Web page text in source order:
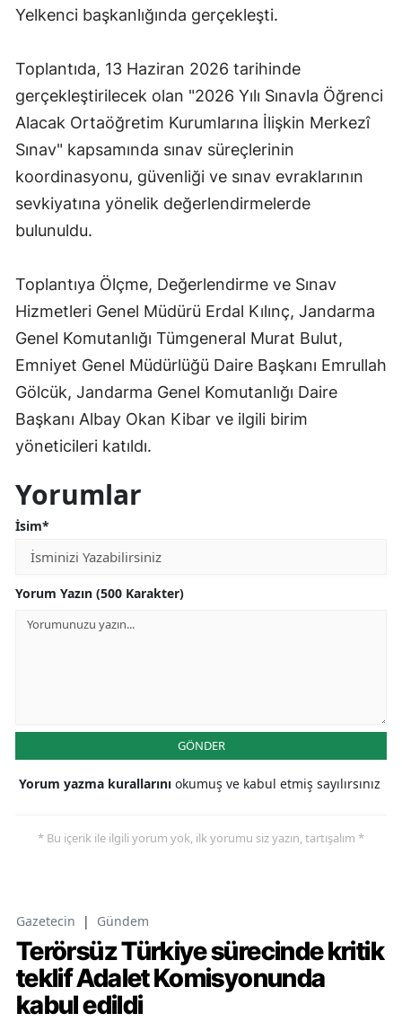
Yelkenci başkanlığında gerçekleşti.
Toplantıda, 13 Haziran 2026 tarihinde
gerçekleştirilecek olan "2026 Yılı Sınavla Öğrenci
Alacak Ortaöğretim Kurumlarına İlişkin Merkezî
Sınav" kapsamında sınav süreçlerinin
koordinasyonu, güvenliği ve sınav evraklarının
sevkiyatına yönelik değerlendirmelerde
bulunuldu.
Toplantıya Ölçme, Değerlendirme ve Sınav
Hizmetleri Genel Müdürü Erdal Kılınç, Jandarma
Genel Komutanlığı Tümgeneral Murat Bulut,
Emniyet Genel Müdürlüğü Daire Başkanı Emrullah
Gölcük, Jandarma Genel Komutanlığı Daire
Başkanı Albay Okan Kibar ve ilgili birim
yöneticileri katıldı.
Yorumlar
İsim*
Yorum Yazın (500 Karakter)
GÖNDER
Yorum yazma kurallarını okumuş ve kabul etmiş sayılırsınız
* Bu içerik ile ilgili yorum yok, ilk yorumu siz yazın, tartışalım *
Gazetecin | Gündem
Terörsüz Türkiye sürecinde kritik
teklif Adalet Komisyonunda
kabul edildi